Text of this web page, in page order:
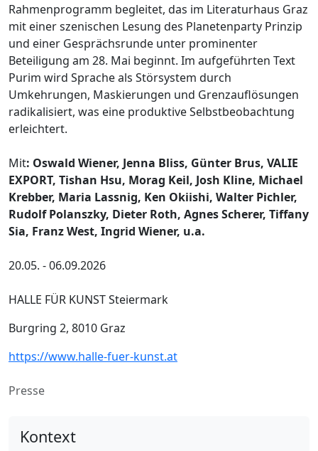
Rahmenprogramm begleitet, das im Literaturhaus Graz
mit einer szenischen Lesung des Planetenparty Prinzip
und einer Gesprächsrunde unter prominenter
Beteiligung am 28. Mai beginnt. Im aufgeführten Text
Purim wird Sprache als Störsystem durch
Umkehrungen, Maskierungen und Grenzauflösungen
radikalisiert, was eine produktive Selbstbeobachtung
erleichtert.
Mit: Oswald Wiener, Jenna Bliss, Günter Brus, VALIE
EXPORT, Tishan Hsu, Morag Keil, Josh Kline, Michael
Krebber, Maria Lassnig, Ken Okiishi, Walter Pichler,
Rudolf Polanszky, Dieter Roth, Agnes Scherer, Tiffany
Sia, Franz West, Ingrid Wiener, u.a.
20.05. - 06.09.2026
HALLE FÜR KUNST Steiermark
Burgring 2, 8010 Graz
https://www.halle-fuer-kunst.at
Presse
Kontext